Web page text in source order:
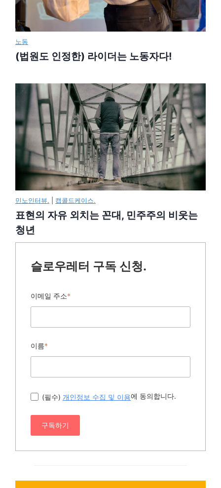
노동
(법원도 인정한) 라이더는 노동자다!
민노인터뷰. 캡콜드케이스.
표현의 자유 외치는 꼰대, 민주주의 비웃는
청년
슬로우레터 구독 신청.
이메일 주소*
이름*
(필수) 개인정보 수집 및 이용에 동의합니다.
구독하기